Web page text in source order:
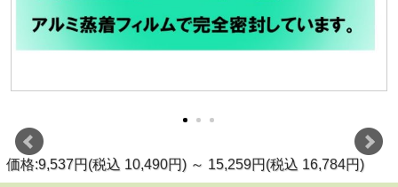
価格:9,537円(税込 10,490円) ～ 15,259円(税込 16,784円)